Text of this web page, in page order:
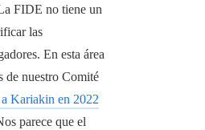
FIDE no tiene un
las
En esta área
de nuestro Comité
Kariakin en 2022
parece que el